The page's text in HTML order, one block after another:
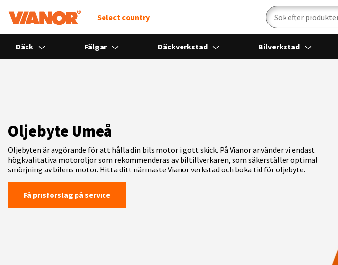
Select country
Däck Fälgar Däckverkstad Bilverkstad
Oljebyte Umeå
Oljebyten är avgörande för att hålla din bils motor i gott skick. På Vianor använder vi endast
högkvalitativa motoroljor som rekommenderas av biltillverkaren, som säkerställer optimal
smörjning av bilens motor. Hitta ditt närmaste Vianor verkstad och boka tid för oljebyte.
Få prisförslag på service